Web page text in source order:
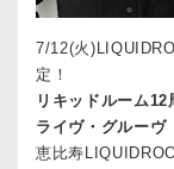
7/12(火
定！
リキッドルーム
ライヴ・グルーヴ
恵比寿